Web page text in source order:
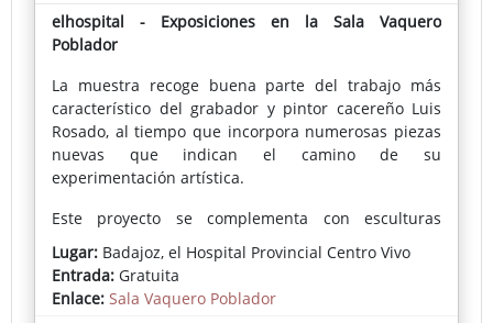
elhospital - Exposiciones en la Sala Vaquero
Poblador
La muestra recoge buena parte del trabajo más
característico del grabador y pintor cacereño Luis
Rosado, al tiempo que incorpora numerosas piezas
nuevas que indican el camino de su
experimentación artística.
Este proyecto se complementa con esculturas
minimalistas de hierro, eclécticas, contrarrestando
el impacto visual de las pinturas-objeto, aportando
serenidad al conjunto artístico y transmitiendo al
espectador una sensación de equilibrio.
Lugar: Badajoz, el Hospital Provincial Centro Vivo
Entrada: Gratuita
Enlace: Sala Vaquero Poblador